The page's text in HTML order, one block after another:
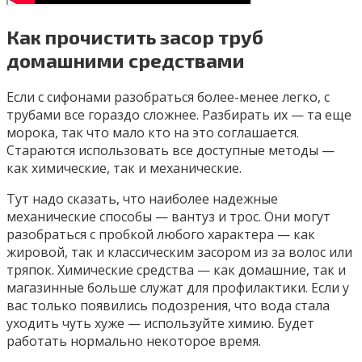
Как прочистить засор труб
домашними средствами
Если с сифонами разобраться более-менее легко, с
трубами все гораздо сложнее. Разбирать их — та еще
морока, так что мало кто на это соглашается.
Стараются использовать все доступные методы —
как химические, так и механические.
Тут надо сказать, что наиболее надежные
механические способы — вантуз и трос. Они могут
разобраться с пробкой любого характера — как
жировой, так и классическим засором из за волос или
тряпок. Химические средства — как домашние, так и
магазинные больше служат для профилактики. Если у
вас только появились подозрения, что вода стала
уходить чуть хуже — используйте химию. Будет
работать нормально некоторое время.